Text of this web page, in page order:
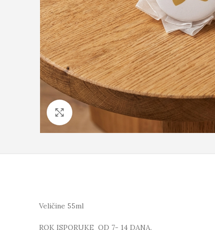
Click to enlarge
Veličine 55ml
ROK ISPORUKE OD 7- 14 DANA.